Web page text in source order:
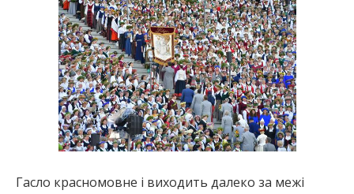
Гасло красномовне і виходить далеко за межі